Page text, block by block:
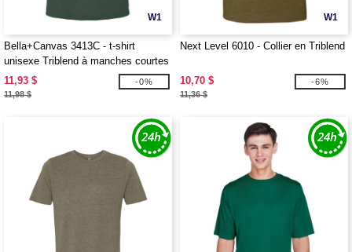
W1
Bella+Canvas 3413C - t-shirt
unisexe Triblend à manches courtes
11,93 $
11,98 $
-0%
W1
Next Level 6010 - Collier en Triblend
10,70 $
11,36 $
-6%